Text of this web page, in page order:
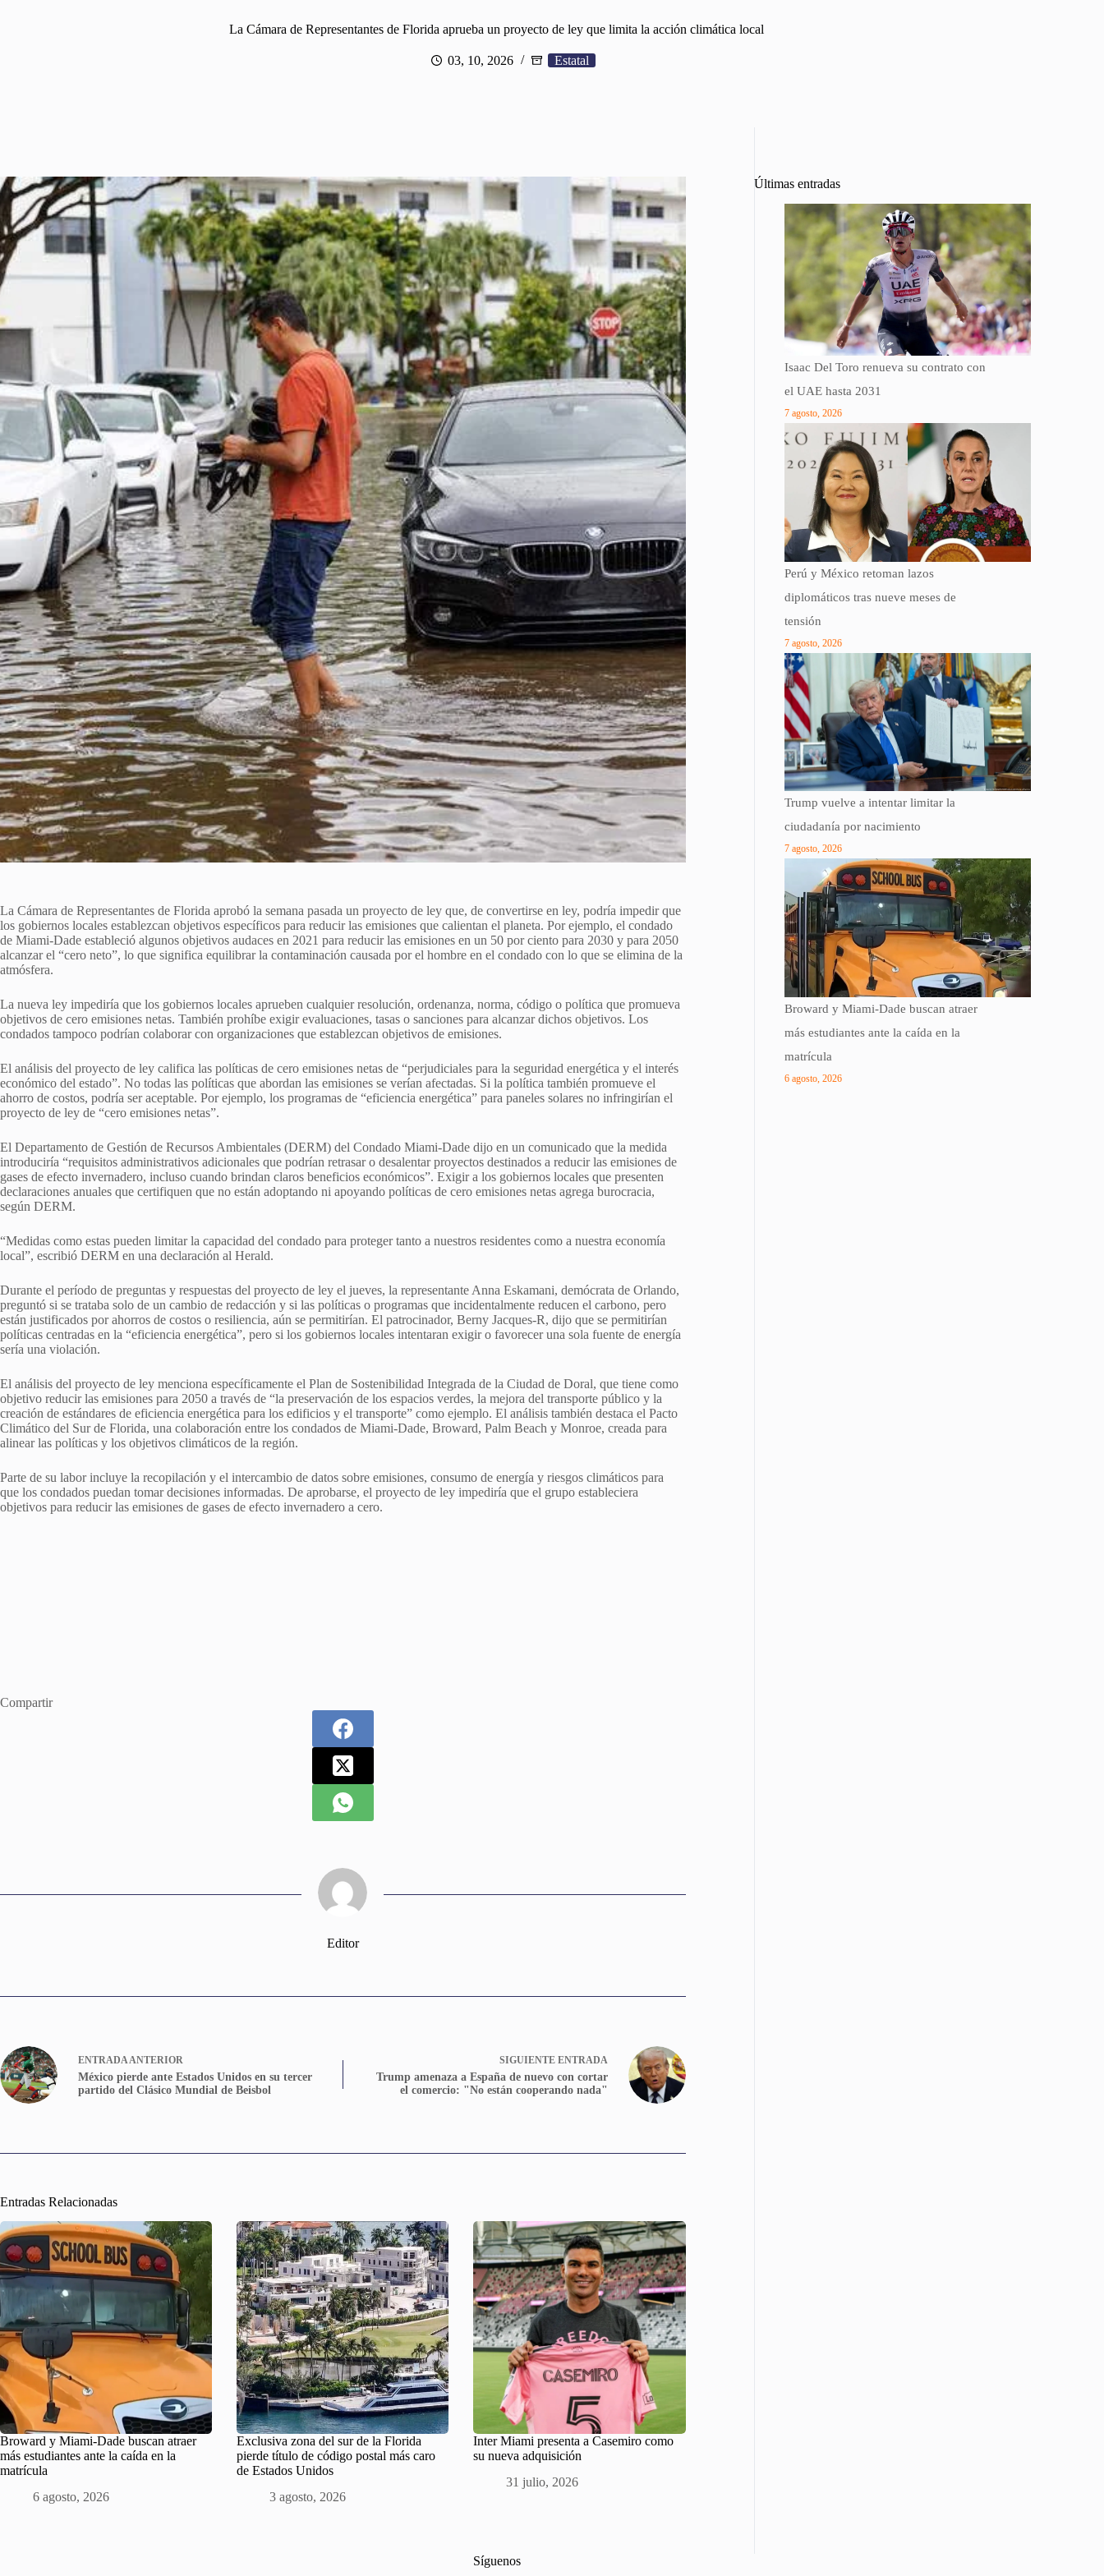
La Cámara de Representantes de Florida aprueba un proyecto de ley que limita la acción climática local
03, 10, 2026 Estatal
La Cámara de Representantes de Florida aprobó la semana pasada un proyecto de ley que, de convertirse en ley, podría impedir que
los gobiernos locales establezcan objetivos específicos para reducir las emisiones que calientan el planeta. Por ejemplo, el condado
de Miami-Dade estableció algunos objetivos audaces en 2021 para reducir las emisiones en un 50 por ciento para 2030 y para 2050
alcanzar el “cero neto”, lo que significa equilibrar la contaminación causada por el hombre en el condado con lo que se elimina de la
atmósfera.
La nueva ley impediría que los gobiernos locales aprueben cualquier resolución, ordenanza, norma, código o política que promueva
objetivos de cero emisiones netas. También prohíbe exigir evaluaciones, tasas o sanciones para alcanzar dichos objetivos. Los
condados tampoco podrían colaborar con organizaciones que establezcan objetivos de emisiones.
El análisis del proyecto de ley califica las políticas de cero emisiones netas de “perjudiciales para la seguridad energética y el interés
económico del estado”. No todas las políticas que abordan las emisiones se verían afectadas. Si la política también promueve el
ahorro de costos, podría ser aceptable. Por ejemplo, los programas de “eficiencia energética” para paneles solares no infringirían el
proyecto de ley de “cero emisiones netas”.
El Departamento de Gestión de Recursos Ambientales (DERM) del Condado Miami-Dade dijo en un comunicado que la medida
introduciría “requisitos administrativos adicionales que podrían retrasar o desalentar proyectos destinados a reducir las emisiones de
gases de efecto invernadero, incluso cuando brindan claros beneficios económicos”. Exigir a los gobiernos locales que presenten
declaraciones anuales que certifiquen que no están adoptando ni apoyando políticas de cero emisiones netas agrega burocracia,
según DERM.
“Medidas como estas pueden limitar la capacidad del condado para proteger tanto a nuestros residentes como a nuestra economía
local”, escribió DERM en una declaración al Herald.
Durante el período de preguntas y respuestas del proyecto de ley el jueves, la representante Anna Eskamani, demócrata de Orlando,
preguntó si se trataba solo de un cambio de redacción y si las políticas o programas que incidentalmente reducen el carbono, pero
están justificados por ahorros de costos o resiliencia, aún se permitirían. El patrocinador, Berny Jacques-R, dijo que se permitirían
políticas centradas en la “eficiencia energética”, pero si los gobiernos locales intentaran exigir o favorecer una sola fuente de energía
sería una violación.
El análisis del proyecto de ley menciona específicamente el Plan de Sostenibilidad Integrada de la Ciudad de Doral, que tiene como
objetivo reducir las emisiones para 2050 a través de “la preservación de los espacios verdes, la mejora del transporte público y la
creación de estándares de eficiencia energética para los edificios y el transporte” como ejemplo. El análisis también destaca el Pacto
Climático del Sur de Florida, una colaboración entre los condados de Miami-Dade, Broward, Palm Beach y Monroe, creada para
alinear las políticas y los objetivos climáticos de la región.
Parte de su labor incluye la recopilación y el intercambio de datos sobre emisiones, consumo de energía y riesgos climáticos para
que los condados puedan tomar decisiones informadas. De aprobarse, el proyecto de ley impediría que el grupo estableciera
objetivos para reducir las emisiones de gases de efecto invernadero a cero.
Compartir
Editor
ENTRADAANTERIOR
México pierde ante Estados Unidos en su tercer
partido del Clásico Mundial de Beisbol
SIGUIENTE ENTRADA
Trump amenaza a España de nuevo con cortar
el comercio: "No están cooperando nada"
Entradas Relacionadas
Broward y Miami-Dade buscan atraer
más estudiantes ante la caída en la
matrícula
6 agosto, 2026
Exclusiva zona del sur de la Florida
pierde título de código postal más caro
de Estados Unidos
3 agosto, 2026
Inter Miami presenta a Casemiro como
su nueva adquisición
31 julio, 2026
Últimas entradas
Isaac Del Toro renueva su contrato con
el UAE hasta 2031
7 agosto, 2026
Perú y México retoman lazos
diplomáticos tras nueve meses de
tensión
7 agosto, 2026
Trump vuelve a intentar limitar la
ciudadanía por nacimiento
7 agosto, 2026
Broward y Miami-Dade buscan atraer
más estudiantes ante la caída en la
matrícula
6 agosto, 2026
Síguenos